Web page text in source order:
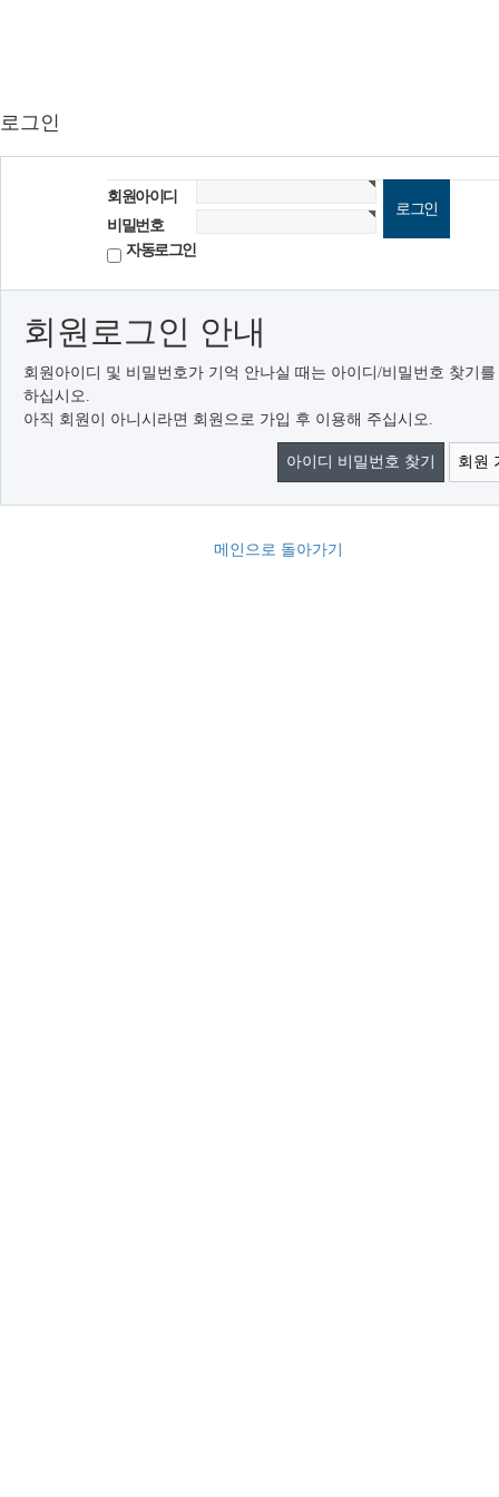
로그인
회원아이디
비밀번호
자동로그인
회원로그인 안내
회원아이디 및 비밀번호가 기억 안나실 때는 아이디/비밀번호 찾기를
하십시오.
아직 회원이 아니시라면 회원으로 가입 후 이용해 주십시오.
아이디 비밀번호 찾기 회원
메인으로 돌아가기